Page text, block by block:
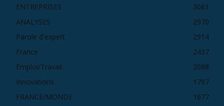
ENTREPRISES
3061
ANALYSES
2970
Parole d'expert
2914
France
2437
Emploi/Travail
2088
Innovations
1797
FRANCE/MONDE
1677